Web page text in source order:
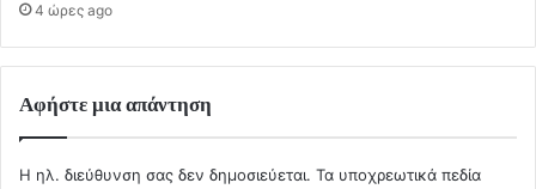
4 ώρες ago
Αφήστε μια απάντηση
Η ηλ. διεύθυνση σας δεν δημοσιεύεται. Τα υποχρεωτικά πεδία